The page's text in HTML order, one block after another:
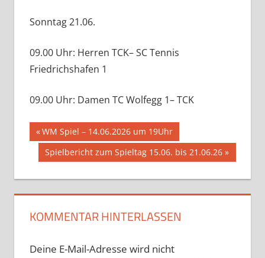
Sonntag 21.06.
09.00 Uhr: Herren TCK– SC Tennis
Friedrichshafen 1
09.00 Uhr: Damen TC Wolfegg 1– TCK
Beitragsnavigation
Vorheriger
Beitrag:
WM Spiel – 14.06.2026 um 19Uhr
Nächster
Spielbericht zum Spieltag 15.06. bis 21.06.26
KOMMENTAR HINTERLASSEN
Deine E-Mail-Adresse wird nicht